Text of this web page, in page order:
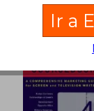
Ir a